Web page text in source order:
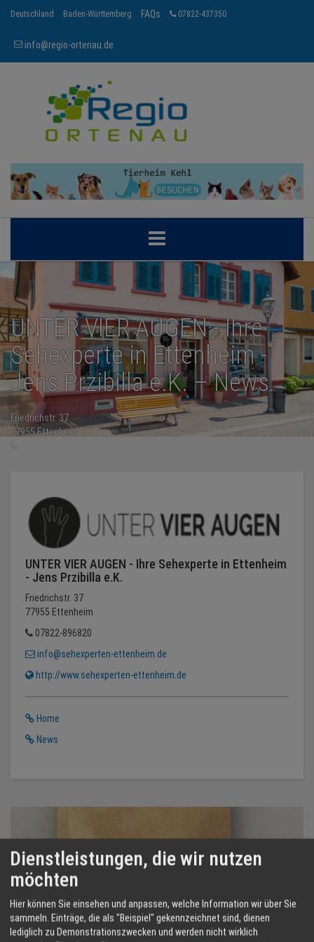
Deutschland Baden-Württemberg FAQs 07822-437350
info@regio-ortenau.de
ORTENAU
BRANCHEN
NEWS
TERMINE
ANGEBOTE
MEDIEN
KONTAKT
UNTER VIER AUGEN - Ihre
Sehexperte in Ettenheim -
Jens Przibilla e.K. – News
Friedrichstr. 37
77955 Ettenheim
UNTER VIER AUGEN - Ihre Sehexperte in Ettenheim
- Jens Przibilla e.K.
Friedrichstr. 37
77955 Ettenheim
07822-896820
info@sehexperten-ettenheim.de
http://www.sehexperten-ettenheim.de
Home
News
Dienstleistungen, die wir nutzen
möchten
Hier können Sie einsehen und anpassen, welche Information wir über Sie
sammeln. Einträge, die als "Beispiel" gekennzeichnet sind, dienen
lediglich zu Demonstrationszwecken und werden nicht wirklich